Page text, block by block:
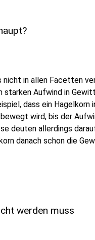
nicht in allen Facetten
starken Aufwind in
dass ein Hagelkorn
wird, bis der
deuten allerdings
danach schon die
werden muss